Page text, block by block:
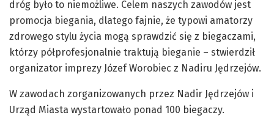
dróg było to niemożliwe. Celem naszych zawodów jest
promocja biegania, dlatego fajnie, że typowi amatorzy
zdrowego stylu życia mogą sprawdzić się z biegaczami,
którzy półprofesjonalnie traktują bieganie – stwierdził
organizator imprezy Józef Worobiec z Nadiru Jędrzejów.
W zawodach zorganizowanych przez Nadir Jędrzejów i
Urząd Miasta wystartowało ponad 100 biegaczy.